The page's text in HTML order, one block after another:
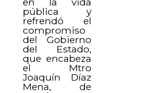
pública y
refrendó el
compromiso
del Gobierno
del Estado,
que encabeza
el Mtro
Joaquín Díaz
Mena, de